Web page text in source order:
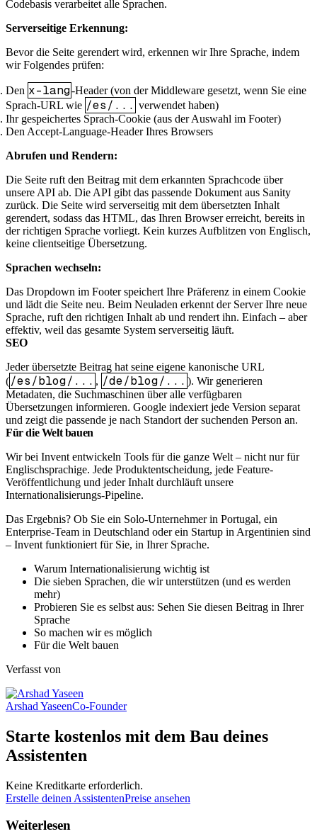
Codebasis verarbeitet alle Sprachen.
Serverseitige Erkennung:
Bevor die Seite gerendert wird, erkennen wir Ihre Sprache, indem
wir Folgendes prüfen:
Den x-lang-Header (von der Middleware gesetzt, wenn Sie eine
Sprach-URL wie /es/... verwendet haben)
Ihr gespeichertes Sprach-Cookie (aus der Auswahl im Footer)
Den Accept-Language-Header Ihres Browsers
Abrufen und Rendern:
Die Seite ruft den Beitrag mit dem erkannten Sprachcode über
unsere API ab. Die API gibt das passende Dokument aus Sanity
zurück. Die Seite wird serverseitig mit dem übersetzten Inhalt
gerendert, sodass das HTML, das Ihren Browser erreicht, bereits in
der richtigen Sprache vorliegt. Kein kurzes Aufblitzen von Englisch,
keine clientseitige Übersetzung.
Sprachen wechseln:
Das Dropdown im Footer speichert Ihre Präferenz in einem Cookie
und lädt die Seite neu. Beim Neuladen erkennt der Server Ihre neue
Sprache, ruft den richtigen Inhalt ab und rendert ihn. Einfach – aber
effektiv, weil das gesamte System serverseitig läuft.
SEO
Jeder übersetzte Beitrag hat seine eigene kanonische URL
(/es/blog/... , /de/blog/... ). Wir generieren
Metadaten, die Suchmaschinen über alle verfügbaren
Übersetzungen informieren. Google indexiert jede Version separat
und zeigt die passende je nach Standort der suchenden Person an.
Für die Welt bauen
Wir bei Invent entwickeln Tools für die ganze Welt – nicht nur für
Englischsprachige. Jede Produktentscheidung, jede Feature-
Veröffentlichung und jeder Inhalt durchläuft unsere
Internationalisierungs-Pipeline.
Das Ergebnis? Ob Sie ein Solo-Unternehmer in Portugal, ein
Enterprise-Team in Deutschland oder ein Startup in Argentinien sind
– Invent funktioniert für Sie, in Ihrer Sprache.
Warum Internationalisierung wichtig ist
Die sieben Sprachen, die wir unterstützen (und es werden
mehr)
Probieren Sie es selbst aus: Sehen Sie diesen Beitrag in Ihrer
Sprache
So machen wir es möglich
Für die Welt bauen
Verfasst von
Arshad YaseenCo-Founder
Starte kostenlos mit dem Bau deines
Assistenten
Keine Kreditkarte erforderlich.
Erstelle deinen AssistentenPreise ansehen
Weiterlesen